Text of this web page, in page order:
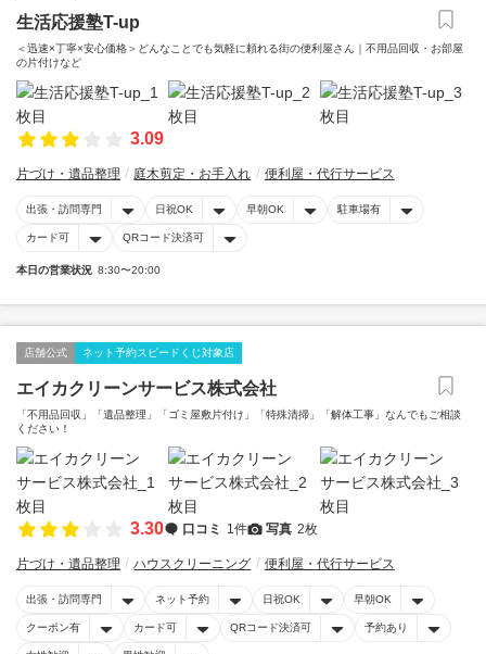
生活応援塾T-up
＜迅速×丁寧×安心価格＞どんなことでも気軽に頼れる街の便利屋さん｜不用品回収・お部屋
の片付けなど
3.09
片づけ・遺品整理 庭木剪定・お手入れ 便利屋・代行サービス
出張・訪問専門 日祝OK 早朝OK 駐車場有
カード可 QRコード決済可
本日の営業状況 8:30〜20:00
店舗公式 ネット予約スピードくじ対象店
エイカクリーンサービス株式会社
「不用品回収」「遺品整理」「ゴミ屋敷片付け」「特殊清掃」「解体工事」なんでもご相談
ください！
3.30 口コミ 1件 写真 2枚
片づけ・遺品整理 ハウスクリーニング 便利屋・代行サービス
出張・訪問専門 ネット予約 日祝OK 早朝OK
クーポン有 カード可 QRコード決済可 予約あり